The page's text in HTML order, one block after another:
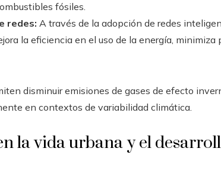
fósiles.
redes: A través de la adopción de redes
la eficiencia en el uso de la energía,
disminuir emisiones de gases de efecto
en contextos de variabilidad climática.
la vida urbana y el